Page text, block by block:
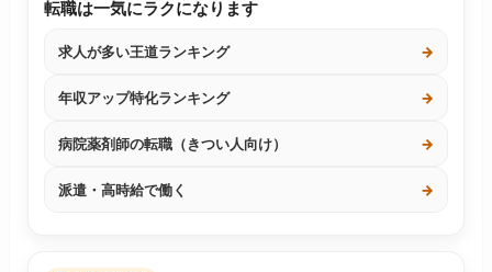
転職は一気にラクになります
求人が多い王道ランキング →
年収アップ特化ランキング →
病院薬剤師の転職（きつい人向け） →
派遣・高時給で働く →